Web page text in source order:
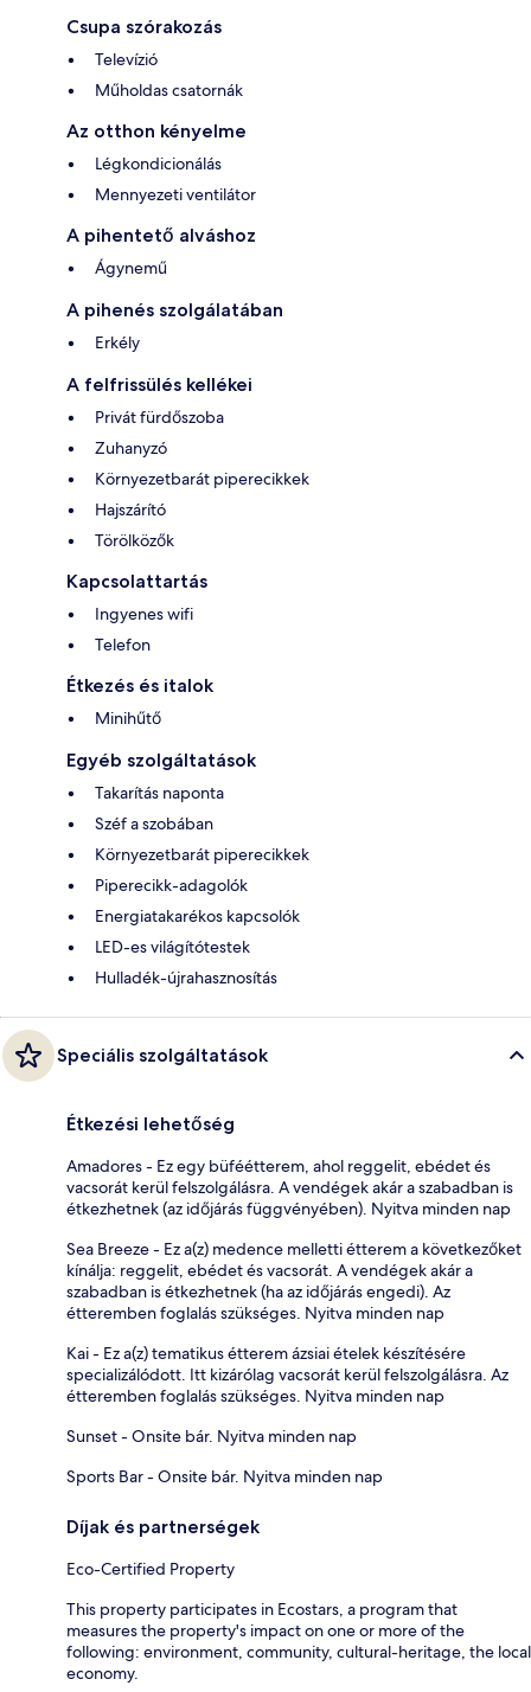
Csupa szórakozás
Televízió
Műholdas csatornák
Az otthon kényelme
Légkondicionálás
Mennyezeti ventilátor
A pihentető alváshoz
Ágynemű
A pihenés szolgálatában
Erkély
A felfrissülés kellékei
Privát fürdőszoba
Zuhanyzó
Környezetbarát piperecikkek
Hajszárító
Törölközők
Kapcsolattartás
Ingyenes wifi
Telefon
Étkezés és italok
Minihűtő
Egyéb szolgáltatások
Takarítás naponta
Széf a szobában
Környezetbarát piperecikkek
Piperecikk-adagolók
Energiatakarékos kapcsolók
LED-es világítótestek
Hulladék-újrahasznosítás
Speciális szolgáltatások
Étkezési lehetőség
Amadores - Ez egy büféétterem, ahol reggelit, ebédet és
vacsorát kerül felszolgálásra. A vendégek akár a szabadban is
étkezhetnek (az időjárás függvényében). Nyitva minden nap
Sea Breeze - Ez a(z) medence melletti étterem a következőket
kínálja: reggelit, ebédet és vacsorát. A vendégek akár a
szabadban is étkezhetnek (ha az időjárás engedi). Az
étteremben foglalás szükséges. Nyitva minden nap
Kai - Ez a(z) tematikus étterem ázsiai ételek készítésére
specializálódott. Itt kizárólag vacsorát kerül felszolgálásra. Az
étteremben foglalás szükséges. Nyitva minden nap
Sunset - Onsite bár. Nyitva minden nap
Sports Bar - Onsite bár. Nyitva minden nap
Díjak és partnerségek
Eco-Certified Property
This property participates in Ecostars, a program that
measures the property's impact on one or more of the
following: environment, community, cultural-heritage, the local
economy.